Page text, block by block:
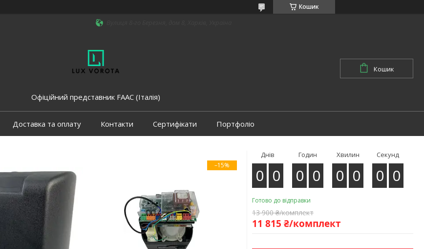
Кошик
Офіційний представник FAAC (Італія)
Кошик
Доставка та оплату Контакти Сертифікати Портфоліо
–15%
Днів
0 0
Годин
0 0
Хвилин
0 0
Секунд
0 0
Готово до відправки
13 900 ₴/комплект
11 815 ₴/комплект